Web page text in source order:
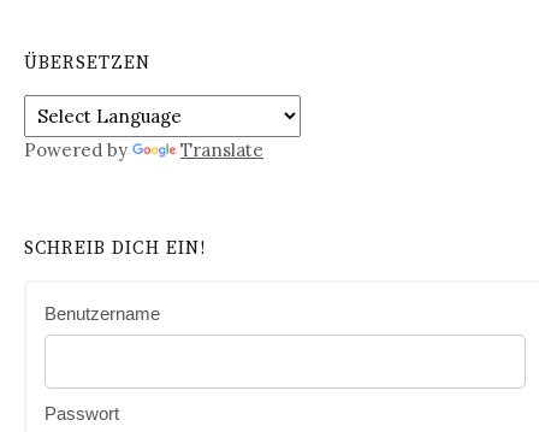
ÜBERSETZEN
Powered by Translate
SCHREIB DICH EIN!
Benutzername
Passwort